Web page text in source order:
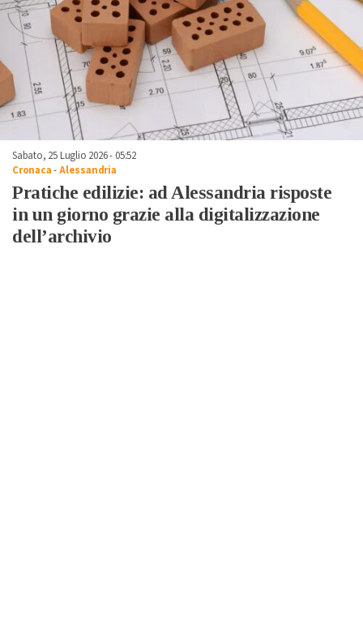
Sabato, 25 Luglio 2026 - 05:52
Cronaca-Alessandria
Pratiche edilizie: ad Alessandria risposte
in un giorno grazie alla digitalizzazione
dell’archivio